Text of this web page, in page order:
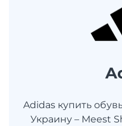
Adidas купить
Украину – Meest